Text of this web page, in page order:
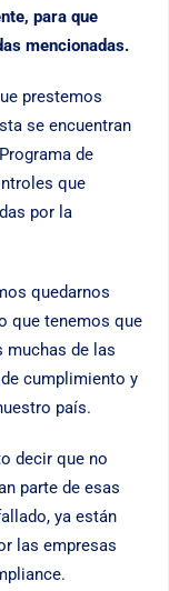
para que
mencionadas.
prestemos
se encuentran
de
que
por la
quedarnos
que tenemos que
muchas de las
cumplimiento y
país.
decir que no
parte de esas
ya están
las empresas